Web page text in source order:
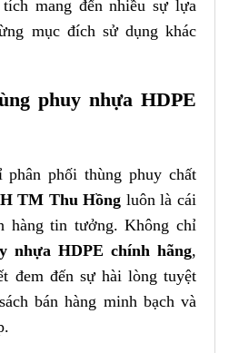
mang đến nhiều sự lựa
mục đích sử dụng khác
phuy nhựa HDPE
phối thùng phuy chất
TM Thu Hồng luôn là cái
hàng tin tưởng. Không chỉ
nhựa HDPE chính hãng,
đem đến sự hài lòng tuyệt
bán hàng minh bạch và